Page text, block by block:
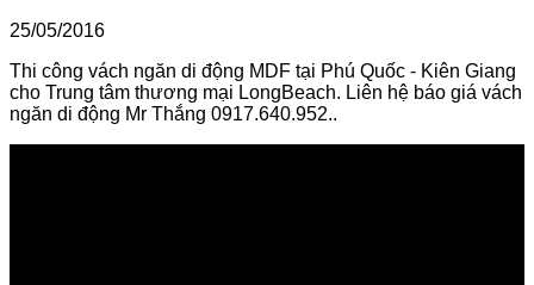
25/05/2016
Thi công vách ngăn di động MDF tại Phú Quốc - Kiên Giang
cho Trung tâm thương mại LongBeach. Liên hệ báo giá vách
ngăn di động Mr Thắng 0917.640.952..